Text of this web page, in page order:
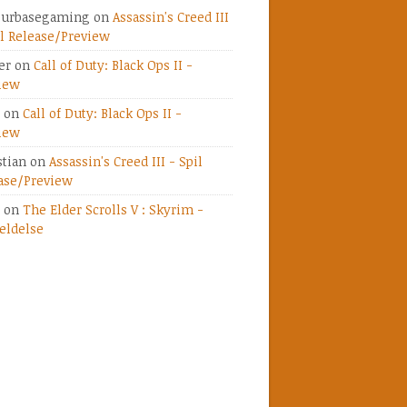
on Assassin's Creed III
Release/Preview
on Call of Duty: Black Ops II -
on Call of Duty: Black Ops II -
on Assassin's Creed III - Spil
Preview
on The Elder Scrolls V : Skyrim -